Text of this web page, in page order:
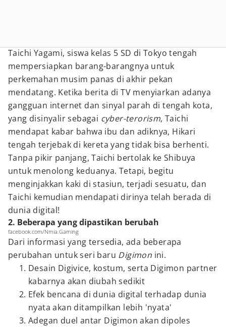
Taichi Yagami, siswa kelas 5 SD di Tokyo tengah
mempersiapkan barang-barangnya untuk
perkemahan musim panas di akhir pekan
mendatang. Ketika berita di TV menyiarkan adanya
gangguan internet dan sinyal parah di tengah kota,
yang disinyalir sebagai cyber-terorism, Taichi
mendapat kabar bahwa ibu dan adiknya, Hikari
tengah terjebak di kereta yang tidak bisa berhenti.
Tanpa pikir panjang, Taichi bertolak ke Shibuya
untuk menolong keduanya. Tetapi, begitu
menginjakkan kaki di stasiun, terjadi sesuatu, dan
Taichi kemudian mendapati dirinya telah berada di
dunia digital!
2. Beberapa yang dipastikan berubah
facebook.com/Nmia.Gaming
Dari informasi yang tersedia, ada beberapa
perubahan untuk seri baru Digimon ini.
Desain Digivice, kostum, serta Digimon partner
kabarnya akan diubah sedikit
Efek bencana di dunia digital terhadap dunia
nyata akan ditampilkan lebih 'nyata'
Adegan duel antar Digimon akan dipoles